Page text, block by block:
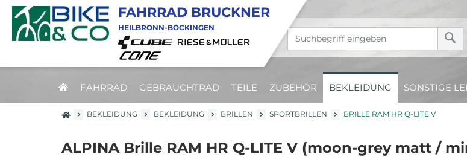
FAHRRAD GEBRAUCHTRAD TEILE ZUBEHÖR BEKLEIDUNG SONSTIGE
FAHRRAD BRUCKNER
HEILBRONN-BÖCKINGEN
BEKLEIDUNG BEKLEIDUNG BRILLEN SPORTBRILLEN BRILLE RAM HR Q-LITE V
ALPINA Brille RAM HR Q-LITE V (moon-grey matt /